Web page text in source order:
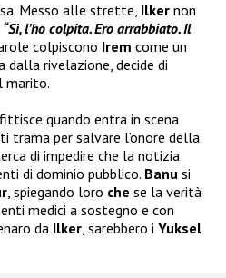
Messo alle strette, Ilker non
“Sì, l’ho colpita. Ero arrabbiato. Il
colpiscono Irem come un
dalla rivelazione, decide di
marito.
quando entra in scena
trama per salvare l’onore della
di impedire che la notizia
di dominio pubblico. Banu si
, spiegando loro che se la verità
medici a sostegno e con
da Ilker, sarebbero i Yuksel